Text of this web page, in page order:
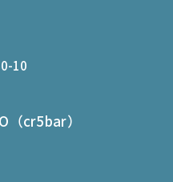
10
（cr5bar）